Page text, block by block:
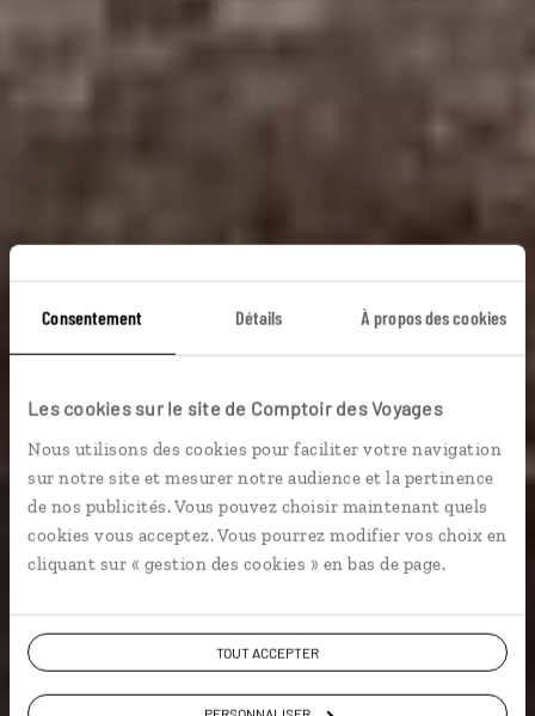
Consentement Détails À propos des cookies
Les cookies sur le site de Comptoir des Voyages
Nous utilisons des cookies pour faciliter votre navigation
sur notre site et mesurer notre audience et la pertinence
de nos publicités. Vous pouvez choisir maintenant quels
cookies vous acceptez. Vous pourrez modifier vos choix en
cliquant sur « gestion des cookies » en bas de page.
TOUT ACCEPTER
Tête-à-tête en pays
celte
Voyage de noces au Pays de Galles : Snowdonia, St
David’s, Cardiff et Tenby.
En amoureux
Voir les 42 avis sur les voyages au Pays de
Galles